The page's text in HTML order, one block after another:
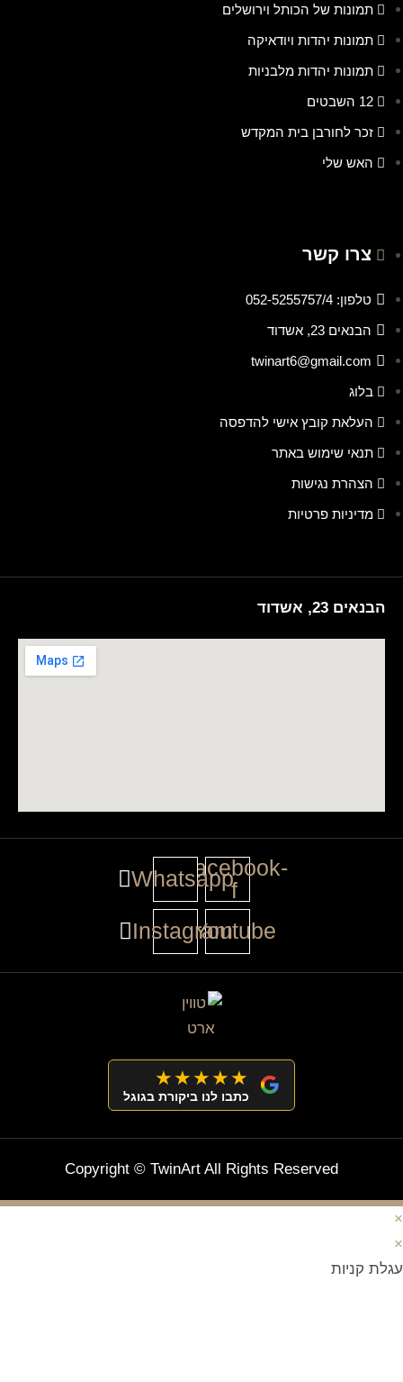
תמונות של הכותל וירושלים
תמונות יהדות ויודאיקה
תמונות יהדות מלבניות
12 השבטים
זכר לחורבן בית המקדש
האש שלי
צרו קשר
טלפון: 052-5255757/4
הבנאים 23, אשדוד
twinart6@gmail.com
בלוג
העלאת קובץ אישי להדפסה
תנאי שימוש באתר
הצהרת נגישות
מדיניות פרטיות
הבנאים 23, אשדוד
Facebook-
f
Whatsapp
Youtube
Instagram
★★★★★
כתבו לנו ביקורת בגוגל
Copyright © TwinArt All Rights Reserved
×
×
עגלת קניות